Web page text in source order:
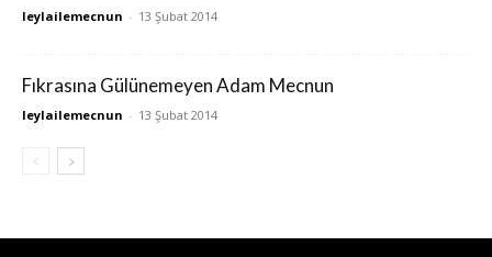
leylailemecnun - 13 Şubat 2014
Fıkrasına Gülünemeyen Adam Mecnun
leylailemecnun - 13 Şubat 2014